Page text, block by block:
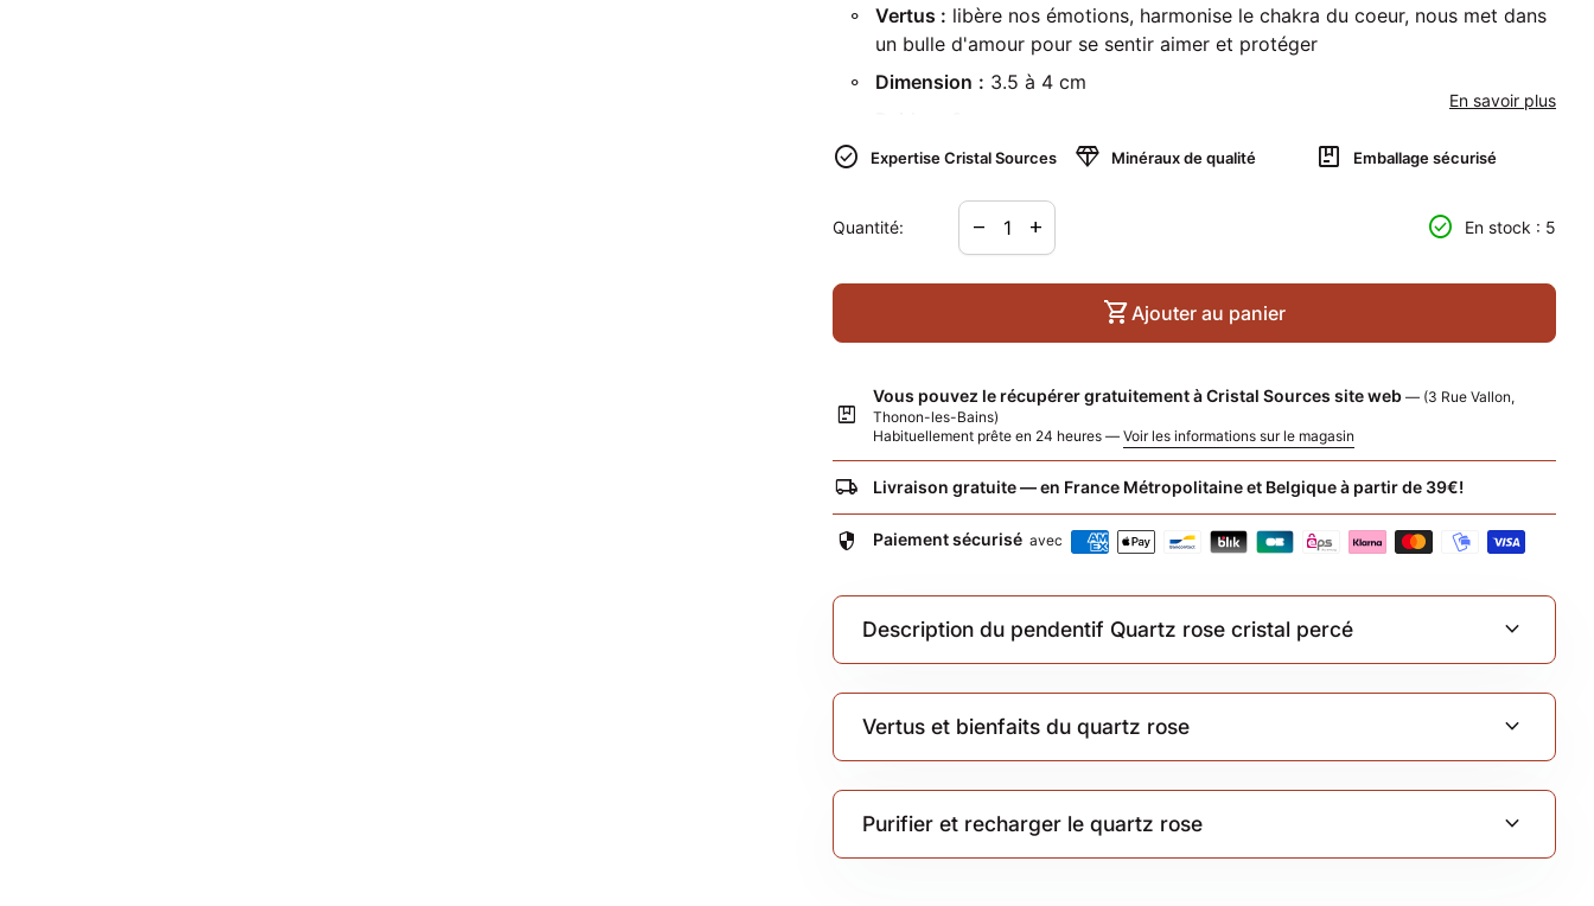
Vertus : libère nos émotions, harmonise le chakra du coeur, nous met dans
un bulle d'amour pour se sentir aimer et protéger
Dimension : 3.5 à 4 cm
Localité :Brésil
En savoir plus
check_circle Expertise Cristal Sources diamond Minéraux de qualité package Emballage sécurisé
Quantité:
Diminuer la quantité pour
remove
Augmenter la quantité pour
add check_circle En stock : 5
shopping_cart Ajouter au panier
package
Vous pouvez le récupérer gratuitement à Cristal Sources site web — (3 Rue Vallon,
Thonon-les-Bains)
Habituellement prête en 24 heures — Voir les informations sur le magasin
local_shipping Livraison gratuite — en France Métropolitaine et Belgique à partir de 39€!
security Paiement sécurisé avec
Description du pendentif Quartz rose cristal percé expand_more
Vertus et bienfaits du quartz rose expand_more
Purifier et recharger le quartz rose expand_more